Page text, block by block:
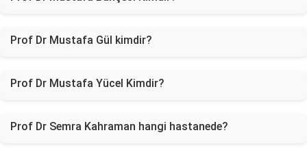
Prof Dr Mustafa Gül kimdir?
Prof Dr Mustafa Yücel Kimdir?
Prof Dr Semra Kahraman hangi hastanede?